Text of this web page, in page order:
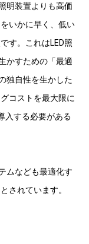
明装置よりも高価
いかに早く、低い
す。これはLED照
かすための「最適
独自性を生かした
コストを最大限に
入する必要がある
ムなども最適化す
されています。